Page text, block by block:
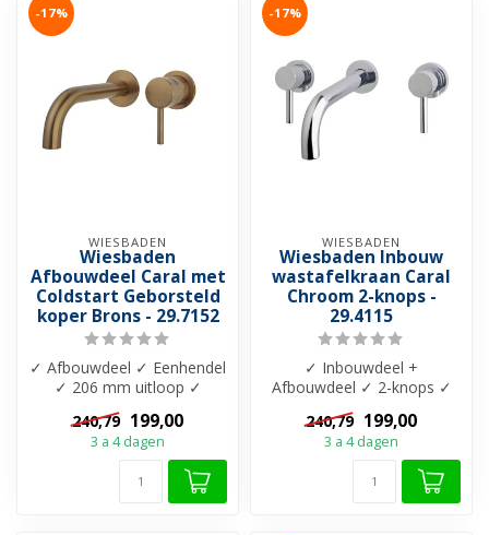
-17%
WIESBADEN
Wiesbaden
Afbouwdeel Caral met
Coldstart Geborsteld
koper Brons - 29.7152
✓ Afbouwdeel ✓ Eenhendel
✓ 206 mm uitloop ✓
Gecoat ✓ Coolsta...
240,79 199,00
3 a 4 dagen
-17%
WIESBADEN
Wiesbaden Inbouw
wastafelkraan Caral
Chroom 2-knops -
29.4115
✓ Inbouwdeel +
Afbouwdeel ✓ 2-knops ✓
Roestvaststaal (RVS) ✓ Ke...
240,79 199,00
3 a 4 dagen